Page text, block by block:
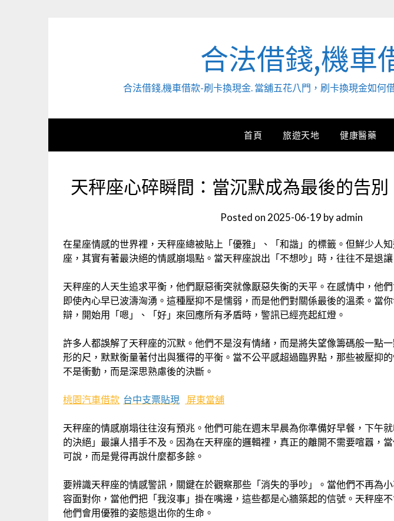
合法借錢,機車
合法借錢,機車借款-刷卡換現金. 當舖五花八門，刷卡換現金如
首頁 旅遊天地 健康醫藥
天秤座心碎瞬間：當沉默成為最後的告別
Posted on 2025-06-19 byadmin
在星座情感的世界裡，天秤座總被貼上「優雅」、「和諧」的標籤。但鮮少人
座，其實有著最決絕的情感崩塌點。當天秤座說出「不想吵」時，往往不是退
天秤座的人天生追求平衡，他們厭惡衝突就像厭惡失衡的天平。在感情中，他
即使內心早已波濤洶湧。這種壓抑不是懦弱，而是他們對關係最後的溫柔。當
辯，開始用「嗯」、「好」來回應所有矛盾時，警訊已經亮起紅燈。
許多人都誤解了天秤座的沉默。他們不是沒有情緒，而是將失望像籌碼般一點
形的尺，默默衡量著付出與獲得的平衡。當不公平感超過臨界點，那些被壓抑
不是衝動，而是深思熟慮後的決斷。
桃園汽車借款 台中支票貼現 屏東當舖
天秤座的情感崩塌往往沒有預兆。他們可能在週末早晨為你準備好早餐，下午
的決絕」最讓人措手不及。因為在天秤座的邏輯裡，真正的離開不需要喧囂，
可說，而是覺得再說什麼都多餘。
要辨識天秤座的情感警訊，關鍵在於觀察那些「消失的爭吵」。當他們不再為
容面對你，當他們把「我沒事」掛在嘴邊，這些都是心牆築起的信號。天秤座
他們會用優雅的姿態退出你的生命。